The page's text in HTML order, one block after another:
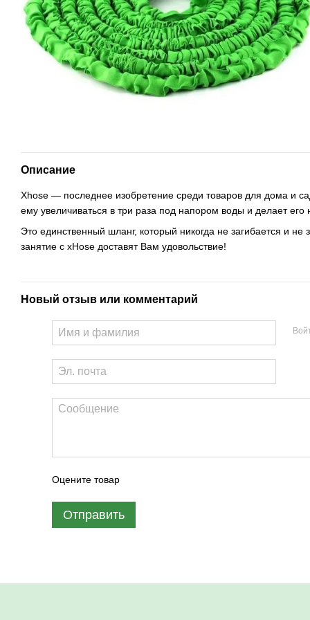
Описание
Xhose — последнее изобретение среди товаров для дома и
ему увеличиваться в три раза под напором воды и делает
Это единственный шланг, который никогда не загибается и
занятие с xHose доставят Вам удовольствие!
Новый отзыв или комментарий
Оцените товар
Отправить